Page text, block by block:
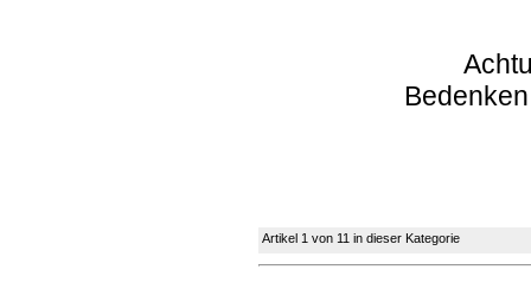
Artikel 1 von 11 in dieser Kategorie